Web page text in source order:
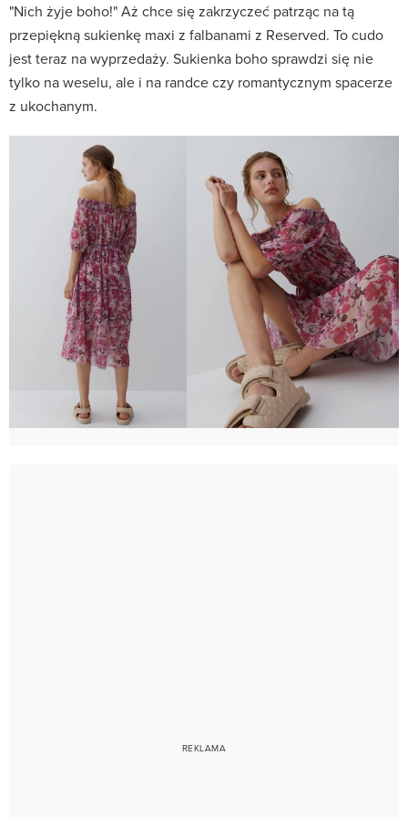
"Nich żyje boho!" Aż chce się zakrzyczeć patrząc na tą
przepiękną sukienkę maxi z falbanami z Reserved. To cudo
jest teraz na wyprzedaży. Sukienka boho sprawdzi się nie
tylko na weselu, ale i na randce czy romantycznym spacerze
z ukochanym.